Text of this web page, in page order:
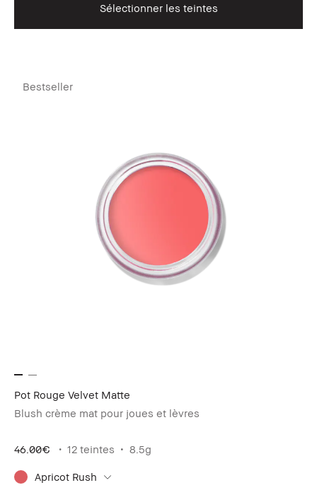
Sélectionner les teintes
Bestseller
Pot Rouge Velvet Matte
Blush crème mat pour joues et lèvres
46.00€ 12 teintes 8.5g
Apricot Rush